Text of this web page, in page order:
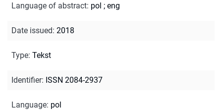
Language of abstract: pol ; eng
Date issued: 2018
Type: Tekst
Identifier: ISSN 2084-2937
Language: pol